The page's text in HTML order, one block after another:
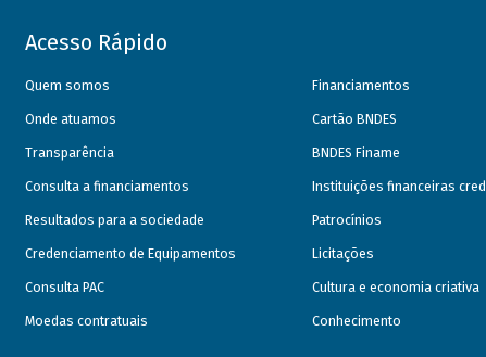
Acesso Rápido
Quem somos
Onde atuamos
Transparência
Consulta a financiamentos
Resultados para a sociedade
Credenciamento de Equipamentos
Consulta PAC
Moedas contratuais
Financiamentos
Cartão BNDES
BNDES Finame
Instituições financeiras
Patrocínios
Licitações
Cultura e economia criativa
Conhecimento